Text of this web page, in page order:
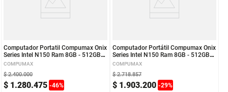
Computador Portatil Compumax Onix
Series Intel N150 Ram 8GB - 512GB
FHD
COMPUMAX
$ 1.280.475 -46%
$ 2.400.000
Computador Portátil Compumax Onix
Series Intel N150 Ram 8GB - 512GB
FHD + Impresora
COMPUMAX
$ 1.903.200 -29%
$ 2.718.857